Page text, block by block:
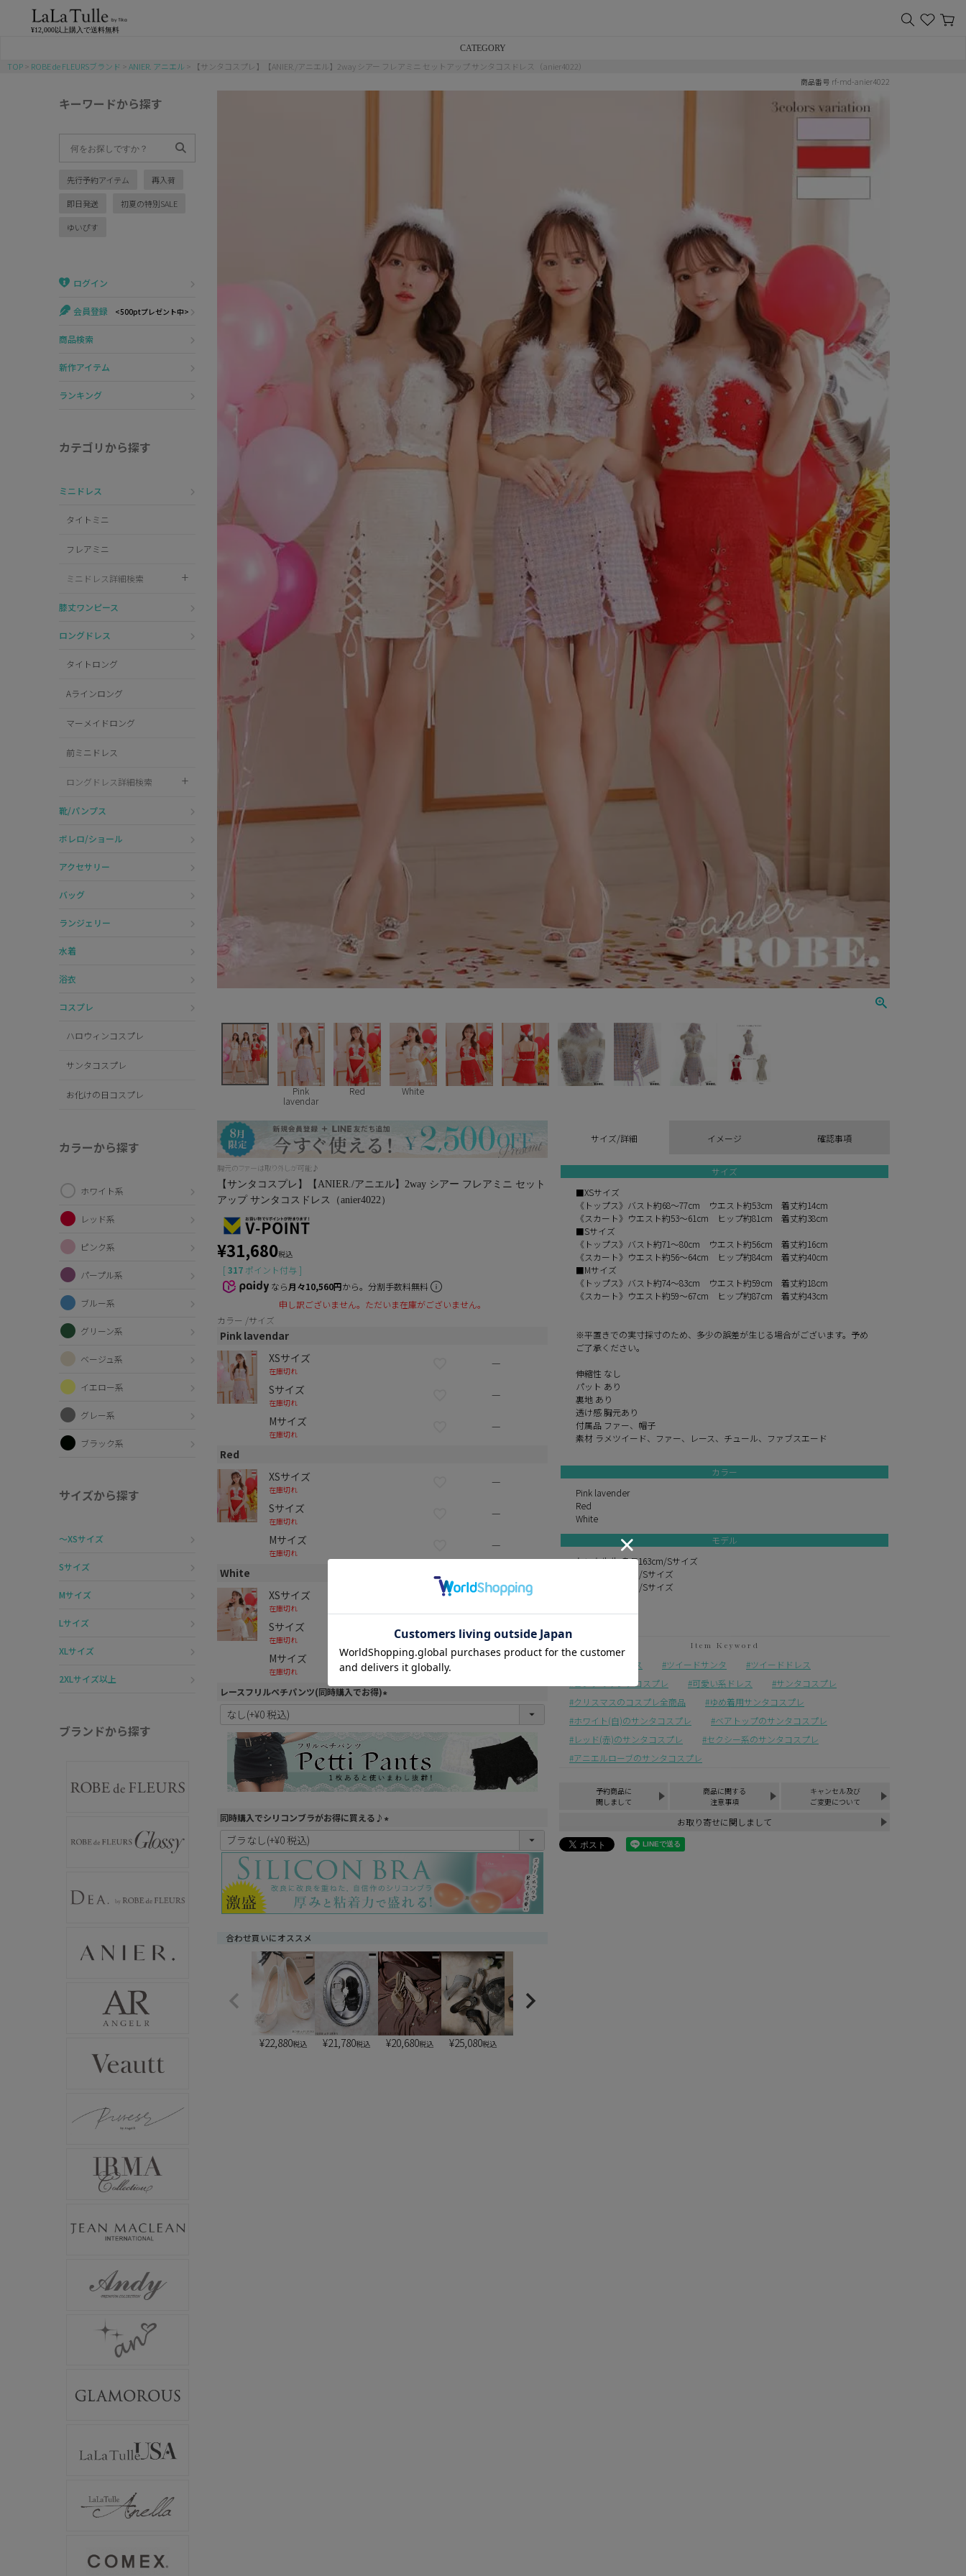
¥12,000以上購入で送料無料
CATEGORY
ミリタリー
TOP ROBE de FLEURSブランド ANIER. アニエル 【サンタコスプレ】【ANIER./アニエル】2way シアー フレアミニ セットアップ サンタコスドレス（anier4022）
キーワードから探す
先行予約アイテム 再入荷
即日発送 初夏の特別SALE
ゆいぴす
ログイン
会員登録 <500ptプレゼント中>
商品検索
新作アイテム
ランキング
カテゴリから探す
ミニドレス
タイトミニ
フレアミニ
ミニドレス詳細検索
膝丈ワンピース
ロングドレス
タイトロング
Aラインロング
マーメイドロング
前ミニドレス
ロングドレス詳細検索
靴/パンプス
ボレロ/ショール
アクセサリー
バッグ
ランジェリー
水着
浴衣
コスプレ
ハロウィンコスプレ
サンタコスプレ
お化けの日コスプレ
カラーから探す
ホワイト系
レッド系
ピンク系
パープル系
ブルー系
グリーン系
ベージュ系
イエロー系
グレー系
ブラック系
サイズから探す
〜XSサイズ
Sサイズ
Mサイズ
Lサイズ
XLサイズ
2XLサイズ以上
ブランドから探す
商品番号 rf-md-anier4022
Pink
lavendar
Red White
胸元のファーは取り外しが可能♪
【サンタコスプレ】【ANIER./アニエル】2way シアー フレアミニ セット
アップ サンタコスドレス（anier4022）
¥31,680税込
[317 ポイント付与 ]
なら月々10,560円から。分割手数料無料
申し訳ございません。ただいま在庫がございません。
カラー
サイズ
Pink lavendar
XSサイズ
在庫切れ
—
Sサイズ
在庫切れ
—
Mサイズ
在庫切れ
—
Red
XSサイズ
在庫切れ
—
Sサイズ
在庫切れ
—
Mサイズ
在庫切れ
—
White
XSサイズ
在庫切れ
Sサイズ
在庫切れ
—
Mサイズ
在庫切れ
レースフリルペチパンツ(同時購入でお得)
(
須
同時購入でシリコンブラがお得に買える♪
(
須
)
合わせ買いにオススメ
¥22,880税込 ¥21,780税込 ¥20,680税込 ¥25,080税込
サイズ/詳細 イメージ 確認事項
サイズ
■XSサイズ
《トップス》バスト約68～77cm ウエスト約53cm 着丈約14cm
《スカート》ウエスト約53～61cm ヒップ約81cm 着丈約38cm
■Sサイズ
《トップス》バスト約71～80cm ウエスト約56cm 着丈約16cm
《スカート》ウエスト約56～64cm ヒップ約84cm 着丈約40cm
■Mサイズ
《トップス》バスト約74～83cm ウエスト約59cm 着丈約18cm
《スカート》ウエスト約59～67cm ヒップ約87cm 着丈約43cm
※平置きでの実寸採寸のため、多少の誤差が生じる場合がございます。予め
ご了承ください。
伸縮性 なし
パット あり
裏地 あり
透け感 胸元あり
付属品 ファー、帽子
素材 ラメツイード、ファー、レース、チュール、ファブスエード
カラー
Pink lavender
Red
White
モデル
れいな先生 身長163cm/Sサイズ
ゆめ/身長160cm/Sサイズ
れみ/身長165cm/Sサイズ
フレアミニドレス ツイードサンタ
ツイードドレス
ピンクのサンタコスプレ
可愛い系ドレス
サンタコスプレ
クリスマスのコスプレ全商品
ゆめ着用サンタコスプレ
ホワイト(白)のサンタコスプレ
ベアトップのサンタコスプレ
レッド(赤)のサンタコスプレ
セクシー系のサンタコスプレ
アニエルローブのサンタコスプレ
予約商品に
関しまして
商品に関する
注意事項
キャンセル及び
ご変更について
お取り寄せに関しまして